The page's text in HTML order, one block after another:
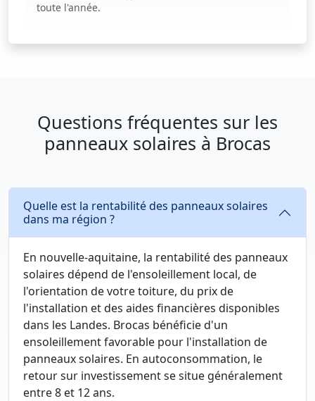
toute l'année.
Questions fréquentes sur les
panneaux solaires à Brocas
Quelle est la rentabilité des panneaux solaires
dans ma région ?
En nouvelle-aquitaine, la rentabilité des panneaux
solaires dépend de l'ensoleillement local, de
l'orientation de votre toiture, du prix de
l'installation et des aides financières disponibles
dans les Landes. Brocas bénéficie d'un
ensoleillement favorable pour l'installation de
panneaux solaires. En autoconsommation, le
retour sur investissement se situe généralement
entre 8 et 12 ans.